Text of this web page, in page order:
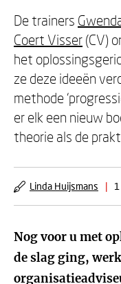
De trainers
Coert Visser (CV)
het
ze deze ideeën
methode
er elk een nieuw
theorie als de
Linda Huijsmans |
Nog voor u met
de slag ging,